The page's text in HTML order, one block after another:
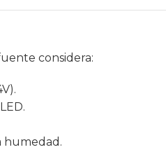
considera:
humedad.